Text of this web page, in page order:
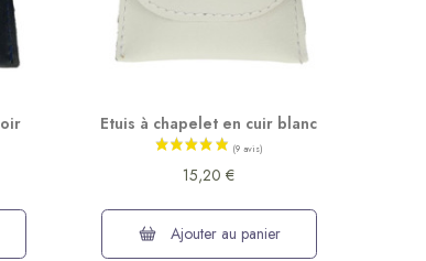
Etuis à chapelet en cuir blanc
15,20 €
Ajouter au panier